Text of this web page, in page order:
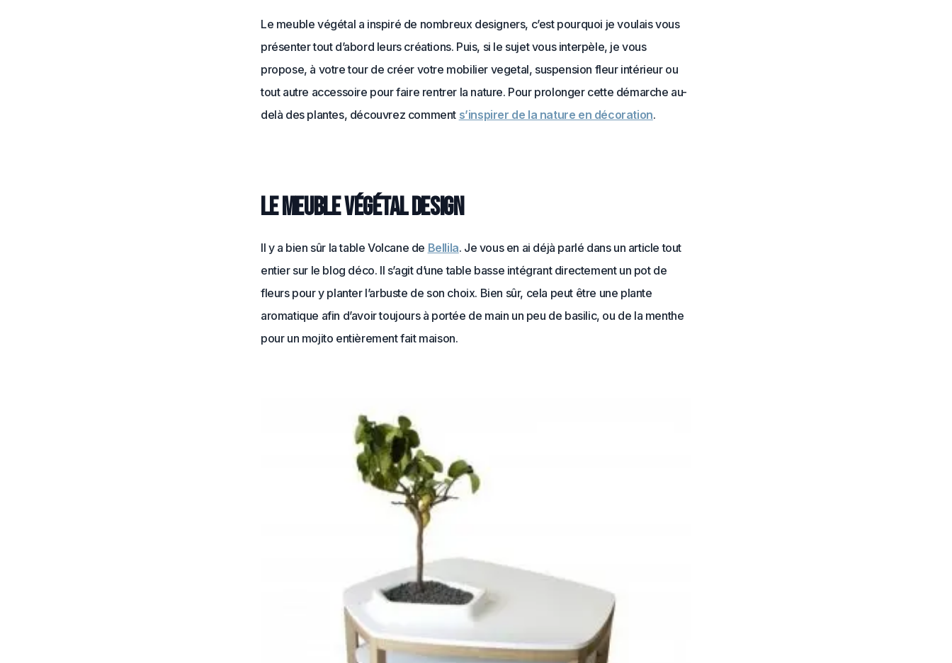
Le meuble végétal a inspiré de nombreux designers, c’est pourquoi je voulais vous
présenter tout d’abord leurs créations. Puis, si le sujet vous interpèle, je vous
propose, à votre tour de créer votre mobilier vegetal, suspension fleur intérieur ou
tout autre accessoire pour faire rentrer la nature. Pour prolonger cette démarche au-
delà des plantes, découvrez comment s’inspirer de la nature en décoration.
Le meuble végétal design
Il y a bien sûr la table Volcane de Bellila. Je vous en ai déjà parlé dans un article tout
entier sur le blog déco. Il s’agit d’une table basse intégrant directement un pot de
fleurs pour y planter l’arbuste de son choix. Bien sûr, cela peut être une plante
aromatique afin d’avoir toujours à portée de main un peu de basilic, ou de la menthe
pour un mojito entièrement fait maison.